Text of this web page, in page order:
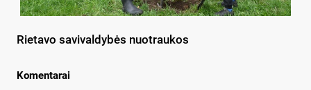
Rietavo savivaldybės nuotraukos
Komentarai